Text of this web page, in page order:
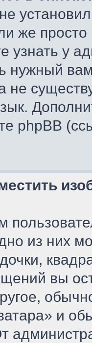
же
узнать у
нужный
не
phpBB
из них
вы
и